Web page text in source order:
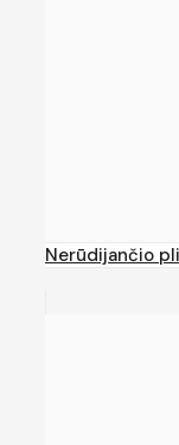
Nerūdijančio